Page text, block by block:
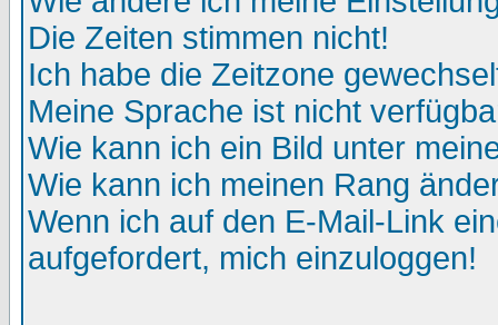
Die Zeiten stimmen nicht!
Ich habe die Zeitzone
Meine Sprache ist nicht
Wie kann ich ein Bild unter
Wie kann ich meinen Rang
Wenn ich auf den E-Mail-Link
aufgefordert, mich einzuloggen!